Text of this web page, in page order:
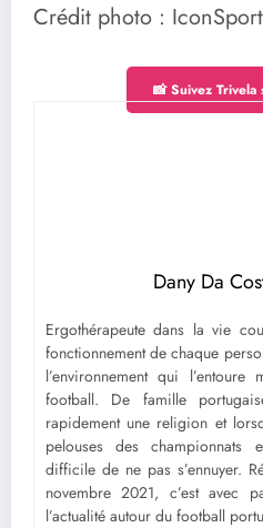
Crédit photo : IconSport
📸 Suivez Trivela
Dany Da
Ergothérapeute dans la vie
fonctionnement de chaque
l’environnement qui
football. De famille
rapidement une religion et
pelouses des championnats
difficile de ne pas s’ennuyer.
novembre 2021, c’est avec
l’actualité autour du football